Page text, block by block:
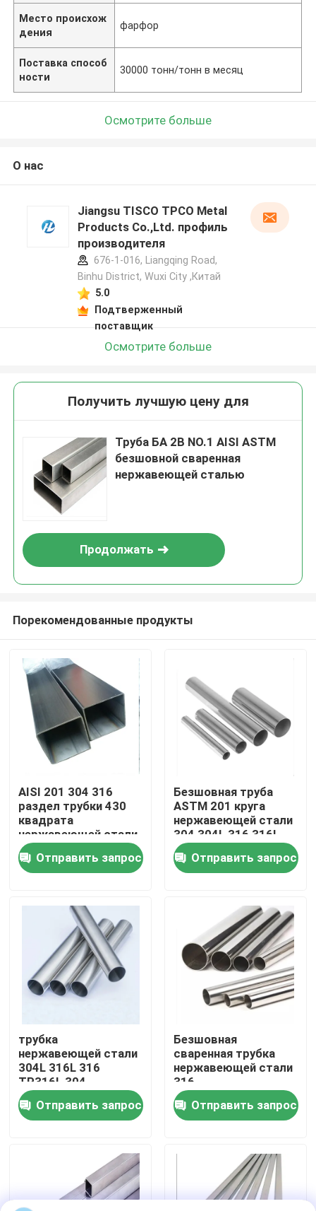
Дом
Продукты
Путешествие фабрики
Проверка качества
Свяжитесь мы
Новости
катушка нержавеющей стали
Место происхож
дения
фарфор
Поставка способ
ности
30000 тонн/тонн в месяц
Осмотрите больше
О нас
Jiangsu TISCO TPCO Metal
Products Co.,Ltd. профиль
производителя
676-1-016, Liangqing Road,
Binhu District, Wuxi City ,Китай
5.0
Подтверженный
поставщик
Осмотрите больше
Получить лучшую цену для
Труба БА 2B NO.1 AISI ASTM
безшовной сваренная
нержавеющей сталью
Продолжать
Порекомендованные продукты
AISI 201 304 316
раздел трубки 430
квадрата
нержавеющей стали
неубедительный
Отправить запрос
Безшовная труба
ASTM 201 круга
нержавеющей стали
304 304L 316 316L
Отправить запрос
трубка
нержавеющей стали
304L 316L 316
TP316L 304
безшовным
отполированная
зеркалом
Отправить запрос
Безшовная
сваренная трубка
нержавеющей стали
316
Отправить запрос